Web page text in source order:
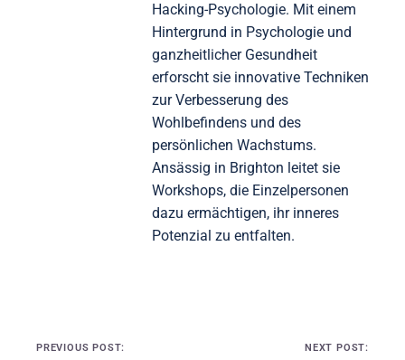
Hacking-Psychologie. Mit einem
Hintergrund in Psychologie und
ganzheitlicher Gesundheit
erforscht sie innovative Techniken
zur Verbesserung des
Wohlbefindens und des
persönlichen Wachstums.
Ansässig in Brighton leitet sie
Workshops, die Einzelpersonen
dazu ermächtigen, ihr inneres
Potenzial zu entfalten.
Post navigation
PREVIOUS POST: NEXT POST: